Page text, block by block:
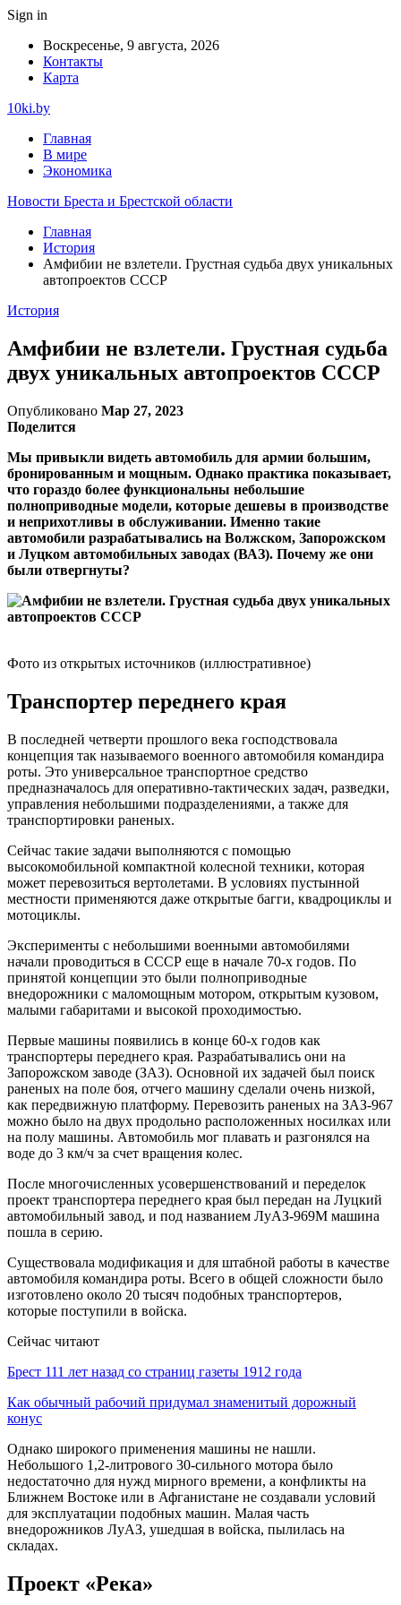
Sign in
Воскресенье, 9 августа, 2026
Контакты
Карта
10ki.by
Главная
В мире
Экономика
Новости Бреста и Брестской области
Главная
История
Амфибии не взлетели. Грустная судьба двух уникальных
автопроектов СССР
История
Амфибии не взлетели. Грустная судьба
двух уникальных автопроектов СССР
Опубликовано Мар 27, 2023
Поделится
Мы привыкли видеть автомобиль для армии большим,
бронированным и мощным. Однако практика показывает,
что гораздо более функциональны небольшие
полноприводные модели, которые дешевы в производстве
и неприхотливы в обслуживании. Именно такие
автомобили разрабатывались на Волжском, Запорожском
и Луцком автомобильных заводах (ВАЗ). Почему же они
были отвергнуты?
Фото из открытых источников (иллюстративное)
Транспортер переднего края
В последней четверти прошлого века господствовала
концепция так называемого военного автомобиля командира
роты. Это универсальное транспортное средство
предназначалось для оперативно-тактических задач, разведки,
управления небольшими подразделениями, а также для
транспортировки раненых.
Сейчас такие задачи выполняются с помощью
высокомобильной компактной колесной техники, которая
может перевозиться вертолетами. В условиях пустынной
местности применяются даже открытые багги, квадроциклы и
мотоциклы.
Эксперименты с небольшими военными автомобилями
начали проводиться в СССР еще в начале 70-х годов. По
принятой концепции это были полноприводные
внедорожники с маломощным мотором, открытым кузовом,
малыми габаритами и высокой проходимостью.
Первые машины появились в конце 60-х годов как
транспортеры переднего края. Разрабатывались они на
Запорожском заводе (ЗАЗ). Основной их задачей был поиск
раненых на поле боя, отчего машину сделали очень низкой,
как передвижную платформу. Перевозить раненых на ЗАЗ-967
можно было на двух продольно расположенных носилках или
на полу машины. Автомобиль мог плавать и разгонялся на
воде до 3 км/ч за счет вращения колес.
После многочисленных усовершенствований и переделок
проект транспортера переднего края был передан на Луцкий
автомобильный завод, и под названием ЛуАЗ-969М машина
пошла в серию.
Существовала модификация и для штабной работы в качестве
автомобиля командира роты. Всего в общей сложности было
изготовлено около 20 тысяч подобных транспортеров,
которые поступили в войска.
Сейчас читают
Брест 111 лет назад со страниц газеты 1912 года
Как обычный рабочий придумал знаменитый дорожный
конус
Однако широкого применения машины не нашли.
Небольшого 1,2-литрового 30-сильного мотора было
недостаточно для нужд мирного времени, а конфликты на
Ближнем Востоке или в Афганистане не создавали условий
для эксплуатации подобных машин. Малая часть
внедорожников ЛуАЗ, ушедшая в войска, пылилась на
складах.
Проект «Река»